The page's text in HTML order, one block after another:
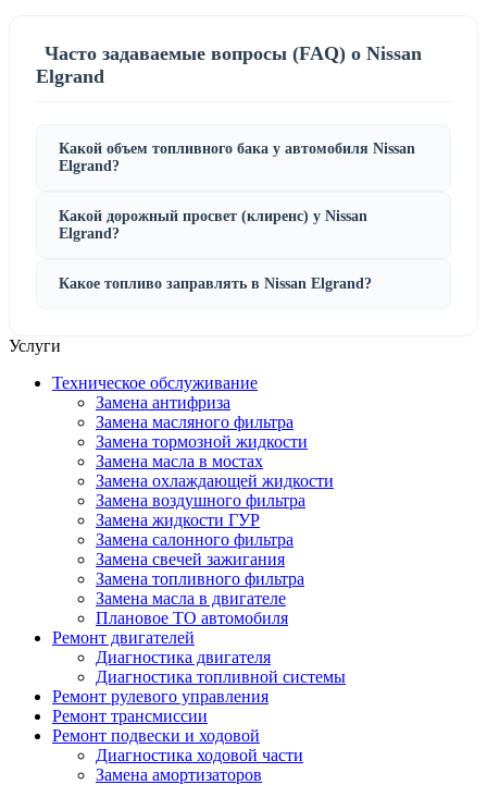
Часто задаваемые вопросы (FAQ) о Nissan
Elgrand
Какой объем топливного бака у автомобиля Nissan
Elgrand?
Какой дорожный просвет (клиренс) у Nissan
Elgrand?
Какое топливо заправлять в Nissan Elgrand?
Услуги
Техническое обслуживание
Замена антифриза
Замена масляного фильтра
Замена тормозной жидкости
Замена масла в мостах
Замена охлаждающей жидкости
Замена воздушного фильтра
Замена жидкости ГУР
Замена салонного фильтра
Замена свечей зажигания
Замена топливного фильтра
Замена масла в двигателе
Плановое ТО автомобиля
Ремонт двигателей
Диагностика двигателя
Диагностика топливной системы
Ремонт рулевого управления
Ремонт трансмиссии
Ремонт подвески и ходовой
Диагностика ходовой части
Замена амортизаторов